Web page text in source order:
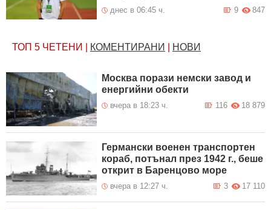
днес в 06:45 ч. 847
9
ТОП 5 ЧЕТЕНИ КОМЕНТИРАНИ НОВИ
Москва порази немски завод и
енергийни обекти
вчера в 18:23 ч. 18 879
116
Германски военен транспортен
кораб, потънал през 1942 г., беше
открит в Баренцово море
вчера в 12:27 ч. 17 110
3